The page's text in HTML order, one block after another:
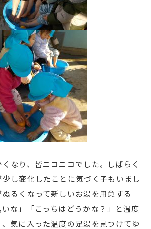
なり、皆ニコニコでした。しばらく
し変化したことに気づく子もいまし
るくなって新しいお湯を用意する
いな」「こっちはどうかな？」と温度
気に入った温度の足湯を見つけてゆ